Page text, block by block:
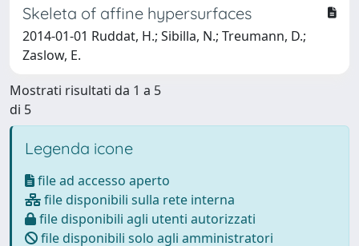
Skeleta of affine hypersurfaces
2014-01-01 Ruddat, H.; Sibilla, N.; Treumann, D.;
Zaslow, E.
Mostrati risultati da 1 a 5
di 5
Legenda icone
file ad accesso aperto
file disponibili sulla rete interna
file disponibili agli utenti autorizzati
file disponibili solo agli amministratori